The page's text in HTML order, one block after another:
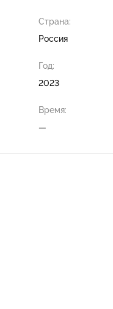
Страна:
Россия
Год:
2023
Время:
—